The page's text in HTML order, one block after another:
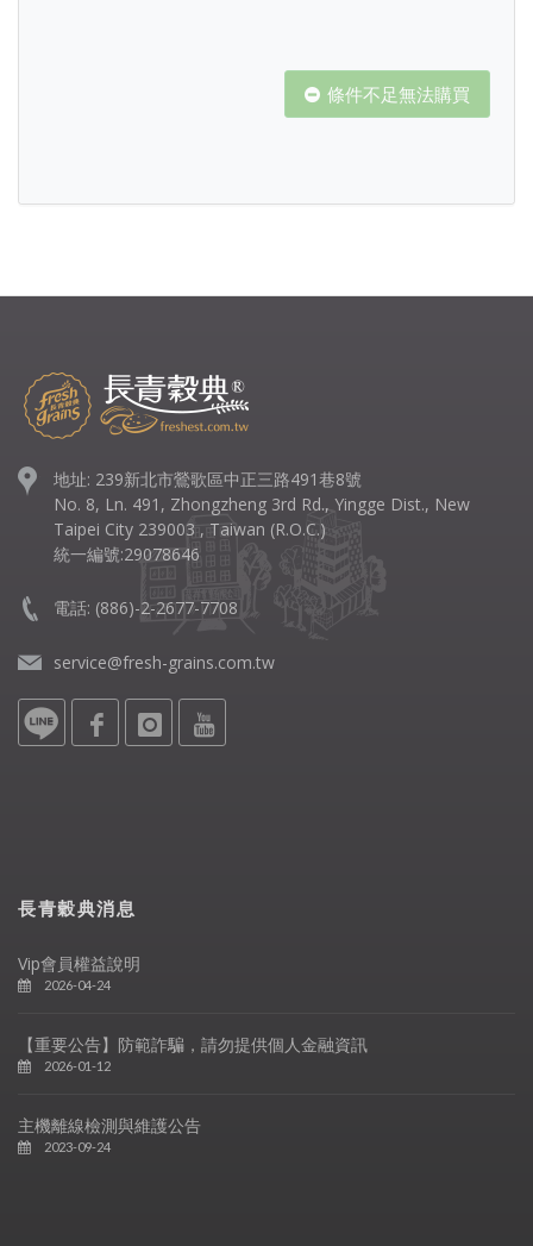
條件不足無法購買
地址: 239新北市鶯歌區中正三路491巷8號
No. 8, Ln. 491, Zhongzheng 3rd Rd., Yingge Dist., New
Taipei City 239003 , Taiwan (R.O.C.)
統一編號:29078646
電話: (886)-2-2677-7708
service@fresh-grains.com.tw
長青穀典消息
Vip會員權益說明
2026-04-24
【重要公告】防範詐騙，請勿提供個人金融資訊
2026-01-12
主機離線檢測與維護公告
2023-09-24